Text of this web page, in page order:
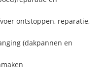
ontstoppen, reparatie,
(dakpannen en